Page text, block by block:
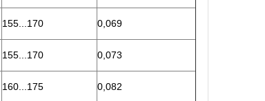
155...170 0,069
155...170 0,073
160...175 0,082